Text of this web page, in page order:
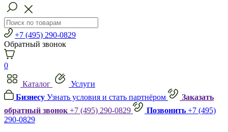
+7 (495) 290-0829
Обратный звонок
0
Каталог
Услуги
Бизнесу Узнать условия и стать партнёром
Заказать
обратный звонок +7 (495) 290-0829 Позвонить +7 (495)
290-0829